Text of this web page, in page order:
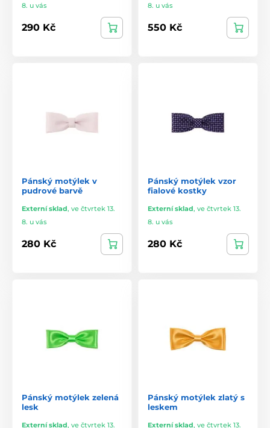
8. u vás
290 Kč
8. u vás
550 Kč
Pánský motýlek v
pudrové barvě
Externí sklad, ve čtvrtek 13.
8. u vás
280 Kč
Pánský motýlek vzor
fialové kostky
Externí sklad, ve čtvrtek 13.
8. u vás
280 Kč
Pánský motýlek zelená
lesk
Externí sklad, ve čtvrtek 13.
Pánský motýlek zlatý s
leskem
Externí sklad, ve čtvrtek 13.